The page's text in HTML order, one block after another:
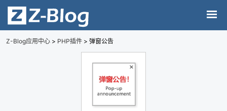
Z-Blog应用中心 > PHP插件 > 弹窗公告